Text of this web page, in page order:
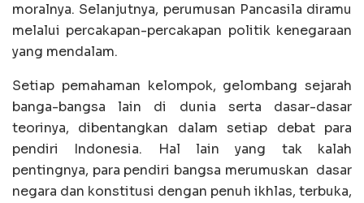
moralnya. Selanjutnya, perumusan Pancasila diramu
melalui percakapan-percakapan politik kenegaraan
yang mendalam.
Setiap pemahaman kelompok, gelombang sejarah
banga-bangsa lain di dunia serta dasar-dasar
teorinya, dibentangkan dalam setiap debat para
pendiri Indonesia. Hal lain yang tak kalah
pentingnya, para pendiri bangsa merumuskan dasar
negara dan konstitusi dengan penuh ikhlas, terbuka,